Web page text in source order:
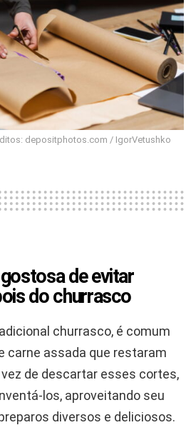
depositphotos.com / IgorVetushko
de evitar
do churrasco
churrasco, é comum
carne assada que restaram
de descartar esses cortes,
los, aproveitando seu
diversos e deliciosos.